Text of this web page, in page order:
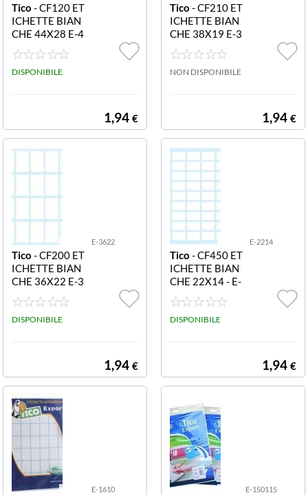
Tico - CF120 ET
ICHETTE BIAN
CHE 44X28 E-4
428 Etichette bi
anche in busta -
44x28 - 10 ff
DISPONIBILE
1,94 €
Tico - CF210 ET
ICHETTE BIAN
CHE 38X19 E-3
819 Etichette bi
anche in busta -
38x19 - 10 ff
NON DISPONIBILE
1,94 €
E-3622
Tico - CF200 ET
ICHETTE BIAN
CHE 36X22 E-3
622 Etichette bi
anche in busta -
36x22 - 10 ff
DISPONIBILE
1,94 €
E-2214
Tico - CF450 ET
ICHETTE BIAN
CHE 22X14 - E-
2214 Etichette
bianche in busta
- 22x14 - 10 ff
DISPONIBILE
1,94 €
E-1610 E-150115